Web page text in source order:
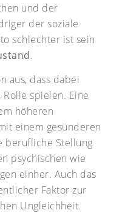
und der
der soziale
schlechter ist sein
.
aus, dass dabei
spielen. Eine
höheren
einem gesünderen
berufliche Stellung
psychischen wie
einher. Auch das
Faktor zur
Ungleichheit.